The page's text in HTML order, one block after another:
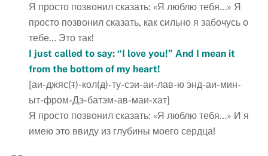
Я просто позвонил сказать: «Я люблю тебя…» Я
просто позвонил сказать, как сильно я забочусь о
тебе… Это так!
I just called to say: “I love you!” And I mean it
from the bottom of my heart!
[аи-джяс(т)-кол(д)-ту-сэи-аи-лав-ю энд-аи-мин-
ыт-фром-Дэ-батэм-ав-маи-хат]
Я просто позвонил сказать: «Я люблю тебя…» И я
имею это ввиду из глубины моего сердца!